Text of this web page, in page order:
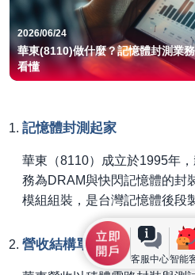
客服中心智能
2026/06/24
華東(8110)做什麼？記憶體封測業
看懂
記憶體封測起家
華東（8110）成立於1995年
務為DRAM與快閃記憶體的封
模組組裝，是台灣記憶體後段
營收結構單純